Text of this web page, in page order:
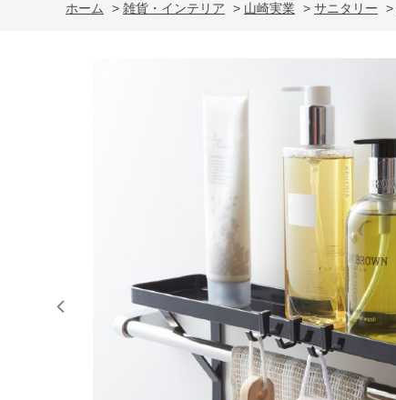
ホーム > 雑貨・インテリア > 山崎実業 > サニタリー >